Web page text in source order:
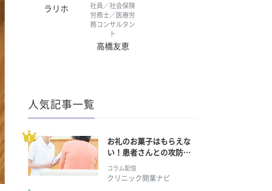
ラリホ
社員／社会保険
労務士／医療労
務コンサルタン
ト
高橋友恵
人気記事一覧
お礼のお菓子はもらえな
い！患者さんとの攻防の
コラム配信
クリニック開業ナビ